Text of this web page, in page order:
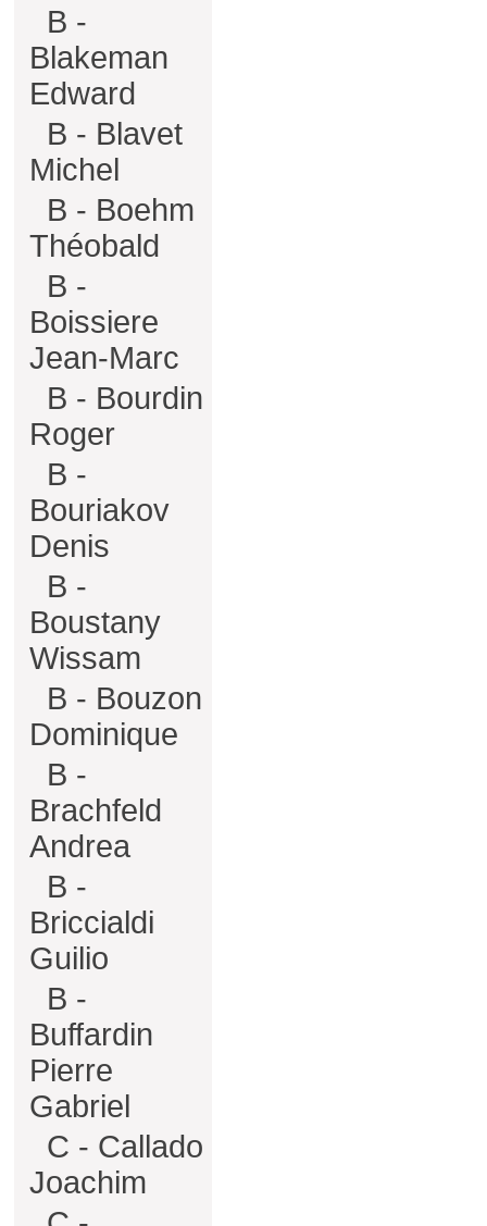
B -
Blakeman
Edward
B - Blavet
Michel
B - Boehm
Théobald
B -
Boissiere
Jean-Marc
B - Bourdin
Roger
B -
Bouriakov
Denis
B -
Boustany
Wissam
B - Bouzon
Dominique
B -
Brachfeld
Andrea
B -
Briccialdi
Guilio
B -
Buffardin
Pierre
Gabriel
C - Callado
Joachim